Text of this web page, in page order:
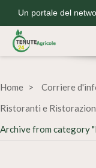
Un portale del
Home
Corriere
Ristoranti e
Archive from category